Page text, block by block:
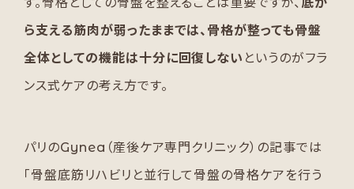
ら支える筋肉が弱ったままでは、骨格が整っても骨盤
全体としての機能は十分に回復しない というのがフラ
ンス式ケアの考え方です。
パリのGynea（産後ケア専門クリニック）の記事では
「骨盤底筋リハビリと並行して骨盤の骨格ケアを行う